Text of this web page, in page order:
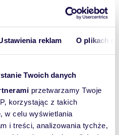
reklam O plikach
Twoich danych
przetwarzamy Twoje
korzystając z takich
w celu wyświetlania
i treści, analizowania tychże,
Nieruchomości
Ciszewska
Pokaż telefon